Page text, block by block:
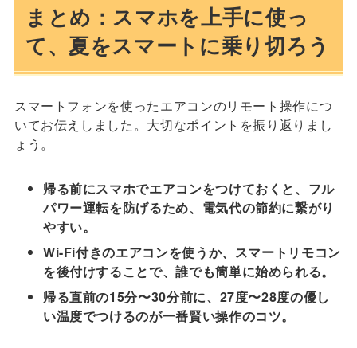
まとめ：スマホを上手に使っ
て、夏をスマートに乗り切ろう
スマートフォンを使ったエアコンのリモート操作につ
いてお伝えしました。大切なポイントを振り返りまし
ょう。
帰る前にスマホでエアコンをつけておくと、フル
パワー運転を防げるため、電気代の節約に繋がり
やすい。
Wi-Fi付きのエアコンを使うか、スマートリモコン
を後付けすることで、誰でも簡単に始められる。
帰る直前の15分〜30分前に、27度〜28度の優し
い温度でつけるのが一番賢い操作のコツ。